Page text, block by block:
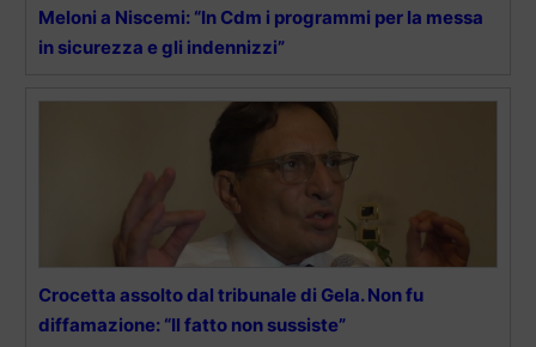
Meloni a Niscemi: “In Cdm i programmi per la messa
in sicurezza e gli indennizzi”
Crocetta assolto dal tribunale di Gela. Non fu
diffamazione: “Il fatto non sussiste”